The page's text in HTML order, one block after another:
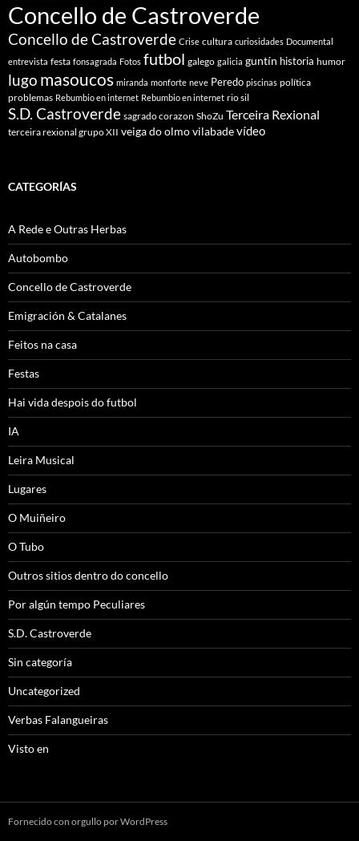
Concello de Castroverde
Concello de Castroverde Crise cultura curiosidades Documental
entrevista festa fonsagrada Fotos futbol galego galicia guntín historia humor
lugo masoucos miranda monforte neve Peredo piscinas política
problemas Rebumbio en internet Rebumbio en internet rio sil
S.D. Castroverde sagrado corazon ShoZu Terceira Rexional
terceira rexional grupo XII veiga do olmovilabadevídeo
CATEGORÍAS
A Rede e Outras Herbas
Autobombo
Concello de Castroverde
Emigración & Catalanes
Feitos na casa
Festas
Hai vida despois do futbol
IA
Leira Musical
Lugares
O Muiñeiro
O Tubo
Outros sitios dentro do concello
Por algún tempo Peculiares
S.D. Castroverde
Sin categoría
Uncategorized
Verbas Falangueiras
Visto en
Fornecido con orgullo por WordPress